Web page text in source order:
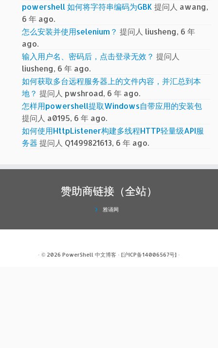
powershell 如何将字符串编码为GBK 提问人 awang,
6 年 ago.
怎么安装并使用selenium？ 提问人 liusheng, 6 年
ago.
输入用户名、密码后，点击登录无效？ 提问人
liusheng, 6 年 ago.
如何获取多台远程服务器上的文件内容，并汇总到本
地？ 提问人 pwshroad, 6 年 ago.
怎样用powershell提取Windows自带应用的安装包
提问人 a0195, 6 年 ago.
如何使用HttpListener构建多线程HTTP轻量级API服
务器 提问人 Q1499821613, 6 年 ago.
赞助商链接（全站）
雅诵网
· © 2026 PowerShell 中文博客 · [沪ICP备14006567号] ·